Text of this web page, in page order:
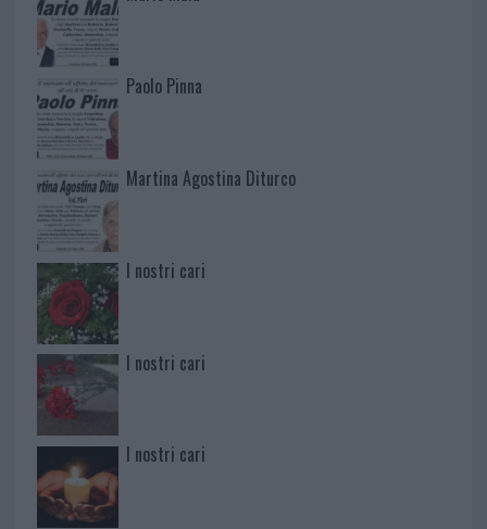
Paolo Pinna
Martina Agostina Diturco
I nostri cari
I nostri cari
I nostri cari